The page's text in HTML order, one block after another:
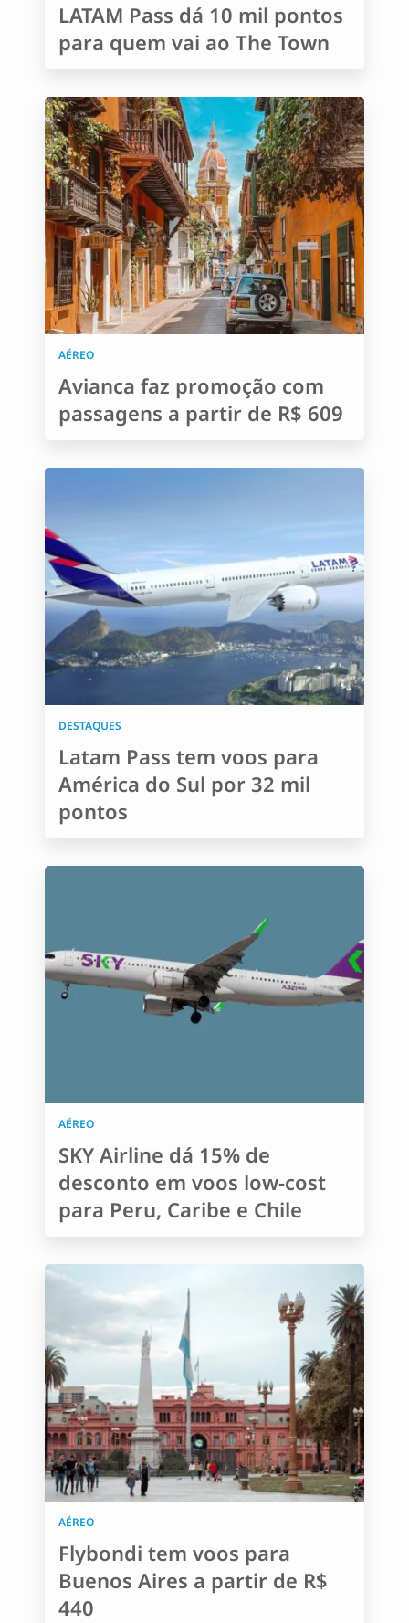
LATAM Pass dá 10 mil pontos
para quem vai ao The Town
AÉREO
Avianca faz promoção com
passagens a partir de R$ 609
DESTAQUES
Latam Pass tem voos para
América do Sul por 32 mil
pontos
AÉREO
SKY Airline dá 15% de
desconto em voos low-cost
para Peru, Caribe e Chile
AÉREO
Flybondi tem voos para
Buenos Aires a partir de R$
440